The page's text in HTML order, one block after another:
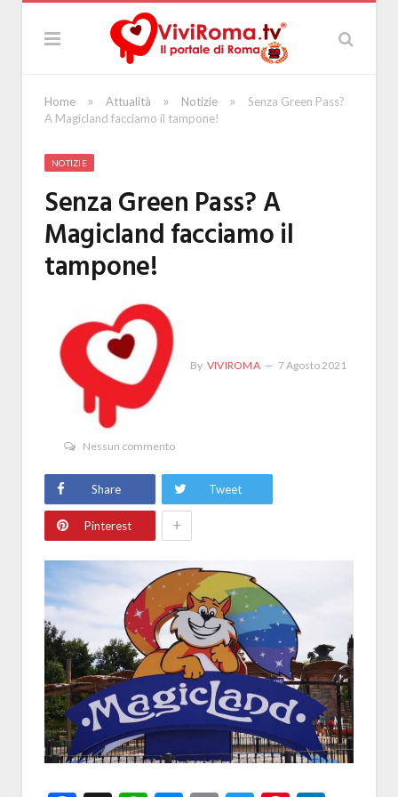
Home » Attualità » Notizie »
Senza Green Pass?
A Magicland facciamo il tampone!
NOTIZIE
Senza Green Pass? A
Magicland facciamo il
tampone!
By VIVIROMA 7 Agosto 2021
Nessun commento
Share Tweet
Pinterest +